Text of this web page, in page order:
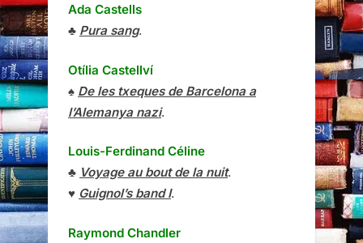
Ada Castells
♣ Pura sang.
Otília Castellví
♠ De les txeques de Barcelona a
l’Alemanya nazi.
Louis-Ferdinand Céline
♣ Voyage au bout de la nuit.
♥ Guignol’s band I.
Raymond Chandler